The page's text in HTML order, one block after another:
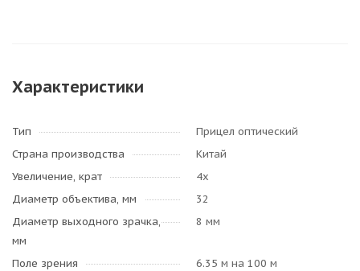
Характеристики
Тип
Прицел оптический
Страна производства
Китай
Увеличение, крат
4х
Диаметр объектива, мм
32
Диаметр выходного зрачка,
мм
8 мм
Поле зрения
6.35 м на 100 м